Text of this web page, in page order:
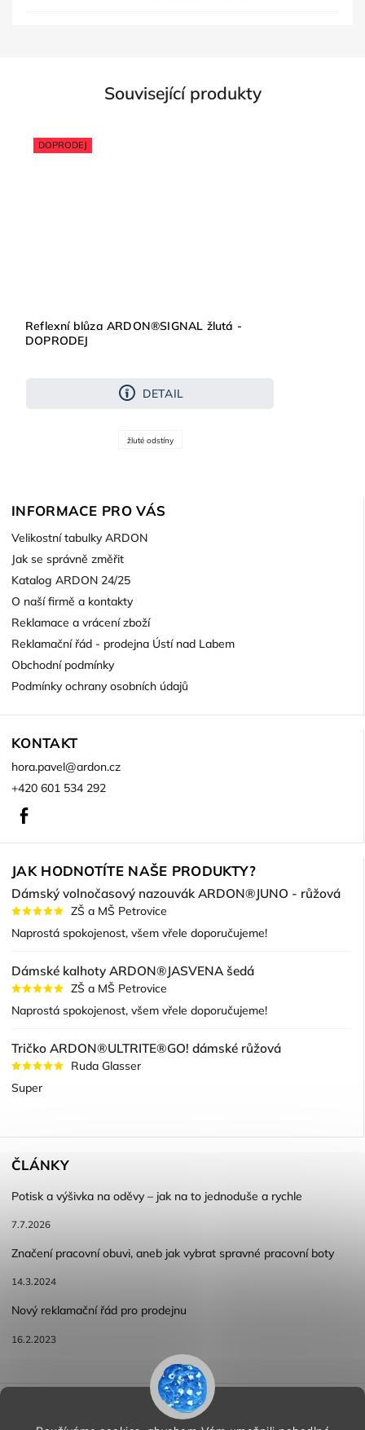
Související produkty
DOPRODEJ
Reflexní blůza ARDON®SIGNAL žlutá -
DOPRODEJ
DETAIL
žluté odstíny
INFORMACE PRO VÁS
Velikostní tabulky ARDON
Jak se správně změřit
Katalog ARDON 24/25
O naší firmě a kontakty
Reklamace a vrácení zboží
Reklamační řád - prodejna Ústí nad Labem
Obchodní podmínky
Podmínky ochrany osobních údajů
KONTAKT
hora.pavel@ardon.cz
+420 601 534 292
JAK HODNOTÍTE NAŠE PRODUKTY?
Dámský volnočasový nazouvák ARDON®JUNO - růžová
ZŠ a MŠ Petrovice
Naprostá spokojenost, všem vřele doporučujeme!
Dámské kalhoty ARDON®JASVENA šedá
ZŠ a MŠ Petrovice
Naprostá spokojenost, všem vřele doporučujeme!
Tričko ARDON®ULTRITE®GO! dámské růžová
Ruda Glasser
Super
ČLÁNKY
Potisk a výšivka na oděvy – jak na to jednoduše a rychle
7.7.2026
Značení pracovní obuvi, aneb jak vybrat spravné pracovní boty
14.3.2024
Nový reklamační řád pro prodejnu
16.2.2023
Reklamace a vracení zboží
Podmínky ochrany osobních údajů